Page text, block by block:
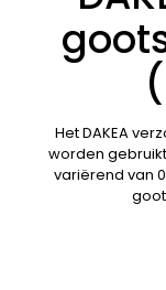
Het DAKEA
worden
variërend van